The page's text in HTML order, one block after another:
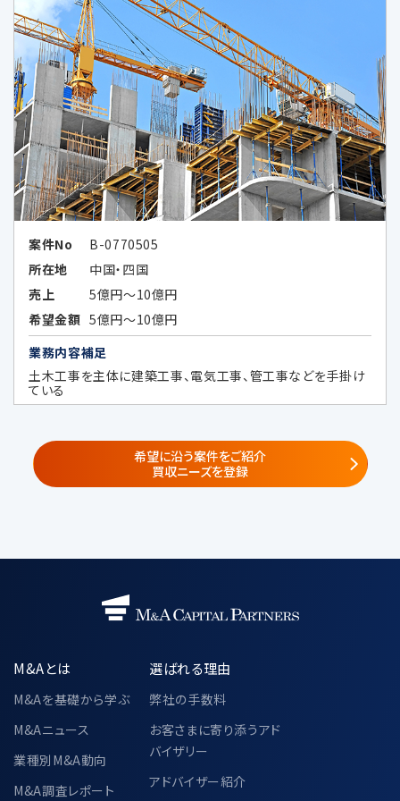
イドライン8原則に対応する措置を全
て講じています。
6-1.個人情報の共同利用①
共同利用する者の範囲
・当社の子会社、関係会社並びに当社及
びこれらの者と共同でサービス提供又
はセミナー等の企画を実施する第三者
（秘密保持義務を負わせた場合に限る）
①子会社・関係会社
株式会社レコフ
（https://www.recof.co.jp/）
株式会社レコフデータ
（https://www.marr.jp/company.ht
（https://www.mirai-fp.co.jp/）
共同サービス提供者・共同セミナー企
画者
・当社が遂行する事業で取得した個人情
氏名、電話番号、メールアドレス、所属企
業の情報（名称・住所・役職）
共同利用の目的
・「3.個人情報の利用目的」に記載され
た利用目的と同様とする
当該個人データの管理責任者
〒104-0028
東京都中央区八重洲二丁目2番1号 東
案件No
B-0770505
所在地
中国・四国
売上
5億円～10億円
希望金額 5億円～10億円
業務内容補足
土木工事を主体に建築工事、電気工事、管工事などを手掛け
ている
希望に沿う案件をご紹介
買収ニーズを登録
M&Aとは
M&Aを基礎から学ぶ
M&Aニュース
業種別M&A動向
M&A調査レポート
選ばれる理由
弊社の手数料
お客さまに寄り添うアド
バイザリー
アドバイザー紹介